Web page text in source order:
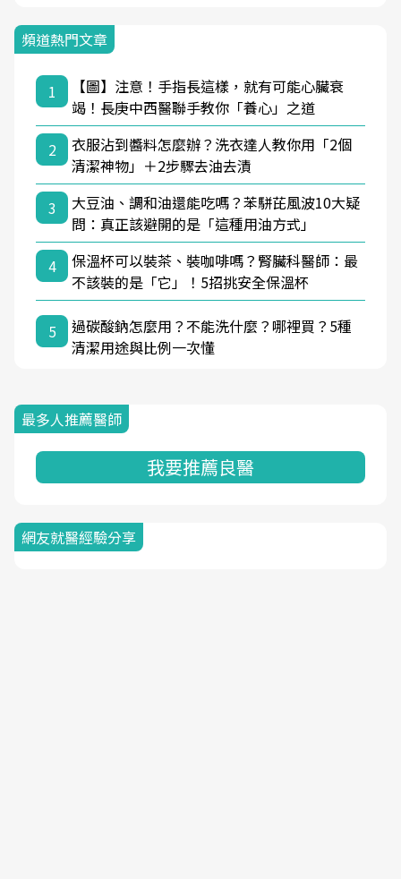
頻道熱門文章
1
【圖】注意！手指長這樣，就有可能心臟衰
竭！長庚中西醫聯手教你「養心」之道
2
衣服沾到醬料怎麼辦？洗衣達人教你用「2個
清潔神物」＋2步驟去油去漬
3
大豆油、調和油還能吃嗎？苯駢芘風波10大疑
問：真正該避開的是「這種用油方式」
4
保溫杯可以裝茶、裝咖啡嗎？腎臟科醫師：最
不該裝的是「它」！5招挑安全保溫杯
5
過碳酸鈉怎麼用？不能洗什麼？哪裡買？5種
清潔用途與比例一次懂
最多人推薦醫師
我要推薦良醫
網友就醫經驗分享